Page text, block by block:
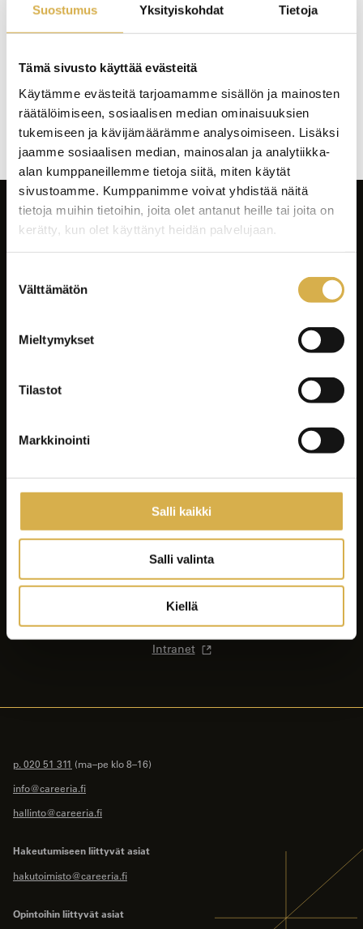
Suostumus Yksityiskohdat Tietoja
Tämä sivusto käyttää evästeitä
Käytämme evästeitä tarjoamamme sisällön ja mainosten
räätälöimiseen, sosiaalisen median ominaisuuksien
tukemiseen ja kävijämäärämme analysoimiseen. Lisäksi
jaamme sosiaalisen median, mainosalan ja analytiikka-
alan kumppaneillemme tietoja siitä, miten käytät
sivustoamme. Kumppanimme voivat yhdistää näitä
tietoja muihin tietoihin, joita olet antanut heille tai joita on
kerätty, kun olet käyttänyt heidän palvelujaan.
valinta
Välttämätön
Mieltymykset
Tilastot
Markkinointi
Salli kaikki
Salli valinta
Kiellä
Haku tuotti osumia: 0 kpl
Koulutushaun
sivujen
selaus
Yrityksille ja yhteisöille
Asiakastyöt
Careeria
Yhteystiedot
Intranet
p. 020 51 311 (ma–pe klo 8–16)
info@careeria.fi
hallinto@careeria.fi
Hakeutumiseen liittyvät asiat
hakutoimisto@careeria.fi
Opintoihin liittyvät asiat